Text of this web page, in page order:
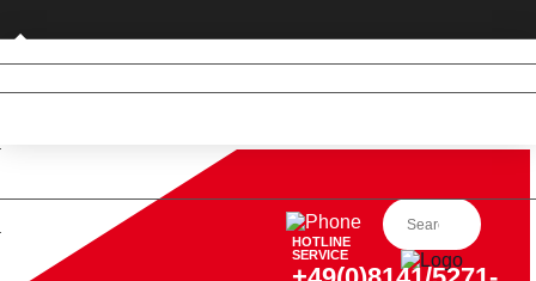
Privatkunde (nur DE)
HOTLINE
SERVICE